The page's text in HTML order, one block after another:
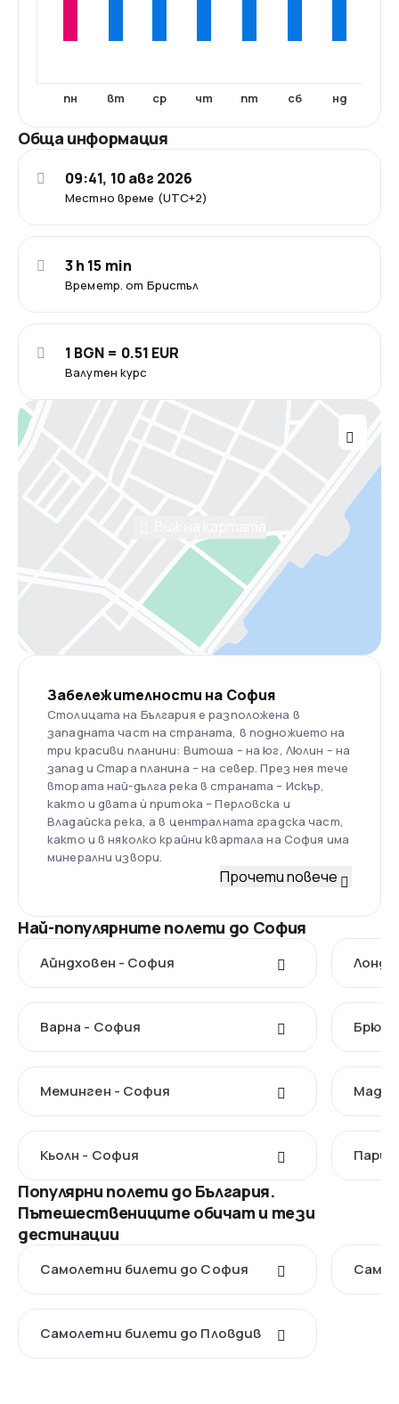
пн вт ср чт пт сб нд
Обща информация
Местно време (UTC+2)
09:41, 10 авг 2026
Времетр. от Бристъл
3 h 15 min
Валутен курс
1 BGN = 0.51 EUR
Забележителности на София
Столицата на България е разположена в
западната част на страната, в подножието на
три красиви планини: Витоша – на юг, Люлин – на
запад и Стара планина – на север. През нея тече
втората най-дълга река в страната – Искър,
както и двата ѝ притока – Перловска и
Владайска река, а в централната градска част,
както и в няколко крайни квартала на София има
минерални извори.
Прочети повече
Най-популярните полети до София
Айндховен - София
Варна - София
Меминген - София
Кьолн - София
Популярни полети до България.
Пътешествениците обичат и тези
дестинации
Самолетни билети до София
Самолетни билети до Пловдив